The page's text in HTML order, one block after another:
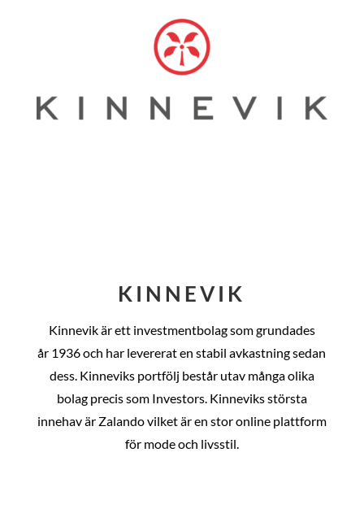
KINNEVIK
Kinnevik är ett investmentbolag som grundades
år 1936 och har levererat en stabil avkastning sedan
dess. Kinneviks portfölj består utav många olika
bolag precis som Investors. Kinneviks största
innehav är Zalando vilket är en stor online plattform
för mode och livsstil.